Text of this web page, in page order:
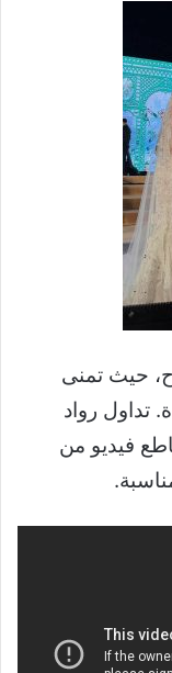
حيث تمنى
تداول رواد
فيديو من